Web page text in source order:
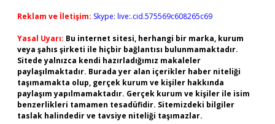
Reklam ve İletişim: Skype: live:.cid.575569c608265c69
Yasal Uyarı: Bu internet sitesi, herhangi bir marka, kurum
veya şahıs şirketi ile hiçbir bağlantısı bulunmamaktadır.
Sitede yalnızca kendi hazırladığımız makaleler
paylaşılmaktadır. Burada yer alan içerikler haber niteliği
taşımamakta olup, gerçek kurum ve kişiler hakkında
paylaşım yapılmamaktadır. Gerçek kurum ve kişiler ile isim
benzerlikleri tamamen tesadüfidir. Sitemizdeki bilgiler
taslak halindedir ve tavsiye niteliği taşımazlar.